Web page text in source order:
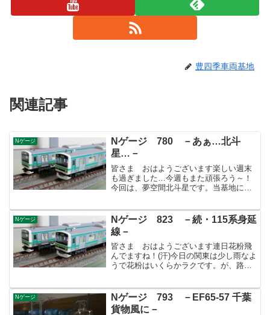
豊四季車両基地
関連記事
Nゲージ
Nゲージ 780 －あぁ…北斗
星…－
皆さま おはようございます楽しい週末
も過ぎました…今週もまた頑張ろう～！
今回は、夢空間北斗星です。当基地にお
にあたります。派手な側面が夢空間編成
にとても似合うので専用...
Nゲージ
Nゲージ 823 －続・115系身延
線－
皆さま おはようございます連日花粉飛
んでますね！(汗)今日の関東は少し雨なよ
うで花粉はいくらかラクです。が、路面
じで関東平野部で雪になるかも、と？！
今年はその予報に2-...
Nゲージ
Nゲージ 793 －EF65-57 千葉
貨物風に－